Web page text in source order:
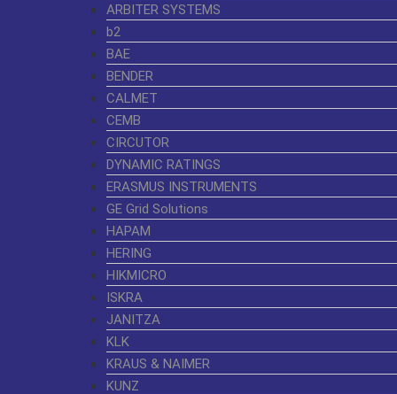
ARBITER SYSTEMS
b2
BAE
BENDER
CALMET
CEMB
CIRCUTOR
DYNAMIC RATINGS
ERASMUS INSTRUMENTS
GE Grid Solutions
HAPAM
HERING
HIKMICRO
ISKRA
JANITZA
KLK
KRAUS & NAIMER
KUNZ